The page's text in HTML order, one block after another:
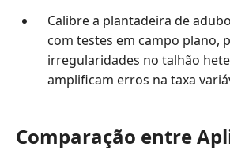
Calibre a plantadeira de
com testes em campo plano,
irregularidades no talhão
amplificam erros na taxa
Comparação entre